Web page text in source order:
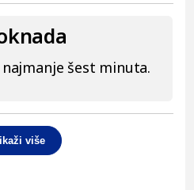
šest minuta.
više